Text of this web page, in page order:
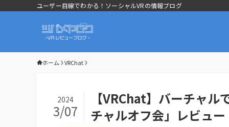
ユーザー目線でわかる！ソーシャルVRの情報ブログ
ホーム VRChat
【VRChat】バーチャ
チャルオフ会」レビュー
2024
3/07